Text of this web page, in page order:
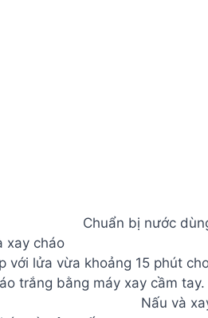
Chuẩn bị nước
xay cháo
với lửa vừa khoảng 15 phút
trắng bằng máy xay cầm tay.
Nấu và